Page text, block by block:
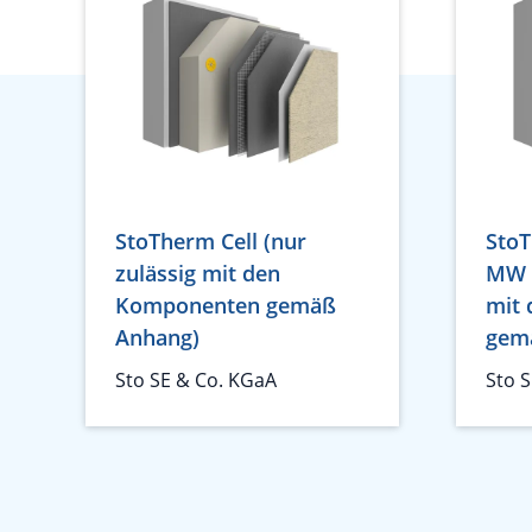
StoTherm Cell (nur
zulässig mit den
Komponenten gemäß
Anhang)
Sto SE & Co. KGaA
mit
Sto